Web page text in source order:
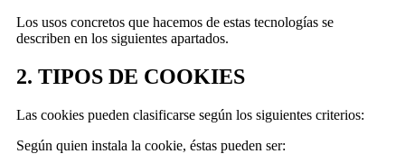
Los usos concretos que hacemos de estas tecnologías se
describen en los siguientes apartados.
2. TIPOS DE COOKIES
Las cookies pueden clasificarse según los siguientes criterios:
Según quien instala la cookie, éstas pueden ser: